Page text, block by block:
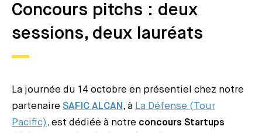
Concours pitchs : deux
sessions, deux lauréats
La journée du 14 octobre en présentiel chez notre
partenaire SAFIC ALCAN , à La Défense (Tour
Pacific), est dédiée à notre concours Startups